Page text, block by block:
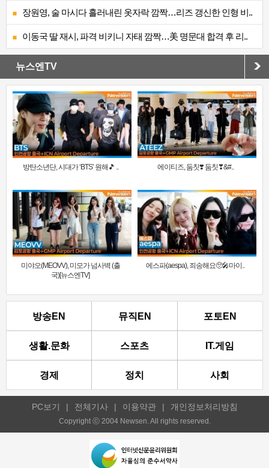
장원영, 술 마시다 흘러내린 옷자락 깜짝…리즈 갱신한 인형 비..
이동국 딸 재시, 파격 비키니 자태 깜짝…美 명문대 합격 후 리..
뉴스엔TV
방탄소년단, 시대가 ‘BTS’ 원해🎵 .. 에이티즈, 둠칫❣️ 둠칫❣&#..
미야오(MEOVV), 미모가 넘사벽 (출
국)[뉴스엔TV]
에스파(aespa), 죄송해요🥺🎤마이..
방송EN 뮤직EN 포토EN
생활.문화 스포츠 IT.게임
경제 정치 사회
PC보기 | 전체기사 | 이용약관 | 개인정보처리방침
Copyright ⓒ 2004 Newsen. All rights reserved.